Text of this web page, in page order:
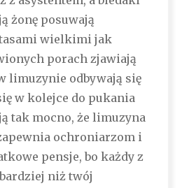
żonę posuwają
wielkimi jak
porach zjawiają
limuzynie odbywają się
w kolejce do pukania
tak mocno, że limuzyna
ochroniarzom i
pensje, bo każdy z
niż twój